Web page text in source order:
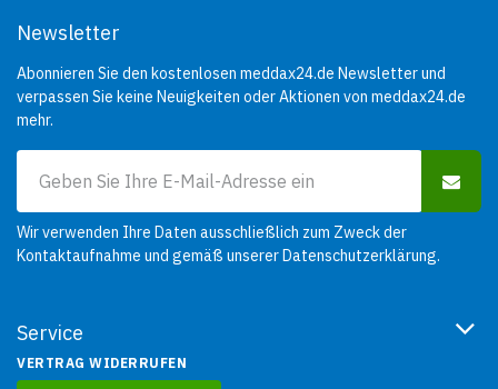
Service
VERTRAG WIDERRUFEN
Newsletter
Abonnieren Sie den kostenlosen meddax24.de Newsletter und
verpassen Sie keine Neuigkeiten oder Aktionen von meddax24.de
mehr.
Wir verwenden Ihre Daten ausschließlich zum Zweck der
Kontaktaufnahme und gemäß unsererDatenschutzerklärung.